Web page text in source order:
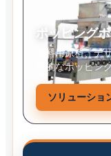
ポッピング
飲料用原料、デ
門的なポッピン
ソリューショ